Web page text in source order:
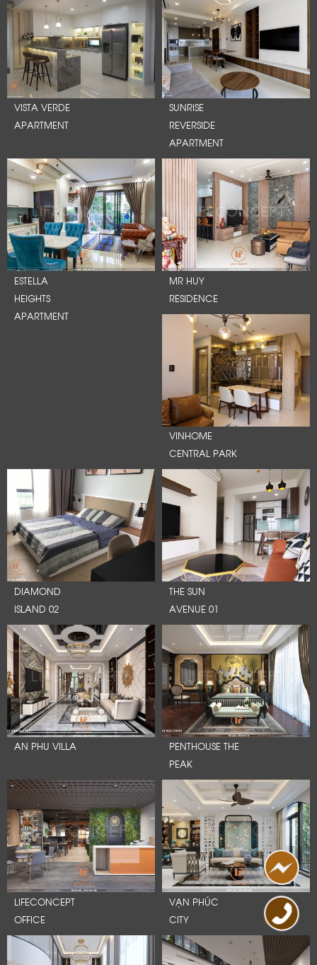
VISTA VERDE
APARTMENT
SUNRISE
REVERSIDE
APARTMENT
ESTELLA
HEIGHTS
APARTMENT
MR HUY
RESIDENCE
VINHOME
CENTRAL PARK
DIAMOND
ISLAND 02
THE SUN
AVENUE 01
AN PHU VILLA
PENTHOUSE THE
PEAK
LIFECONCEPT
OFFICE
VẠN PHÚC
CITY